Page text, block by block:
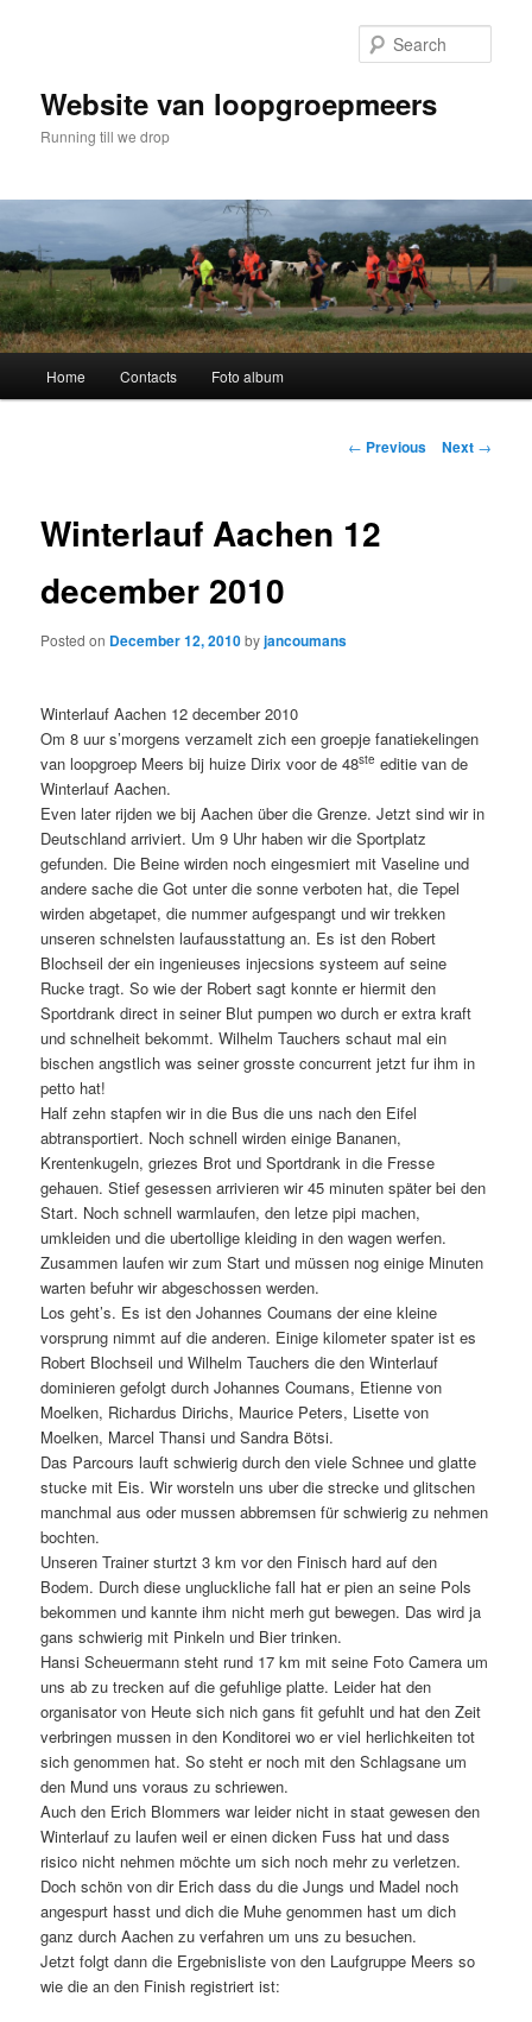
Website van loopgroepmeers
Running till we drop
Home Contacts Foto album
Post
← Previous Next →
Winterlauf Aachen 12
december 2010
Posted on December 12, 2010byjancoumans
Winterlauf Aachen 12 december 2010
Om 8 uur s’morgens verzamelt zich een groepje fanatiekelingen
van loopgroep Meers bij huize Dirix voor de 48ste editie van de
Winterlauf Aachen.
Even later rijden we bij Aachen über die Grenze.Jetzt sind wir in
Deutschland arriviert. Um 9 Uhr haben wir die Sportplatz
gefunden. Die Beine wirden noch eingesmiert mit Vaseline und
andere sache die Got unter die sonne verboten hat, die Tepel
wirden abgetapet, die nummer aufgespangt und wir trekken
unseren schnelsten laufausstattung an. Es ist den Robert
Blochseil der ein ingenieuses injecsions systeem auf seine
Rucke tragt. So wie der Robert sagt konnte er hiermit den
Sportdrank direct in seiner Blut pumpen wo durch er extra kraft
und schnelheit bekommt. Wilhelm Tauchers schaut mal ein
bischen angstlich was seiner grosste concurrent jetzt fur ihm in
petto hat!
Half zehn stapfen wir in die Bus die uns nach den Eifel
abtransportiert. Noch schnell wirden einige Bananen,
Krentenkugeln, griezes Brot und Sportdrankin die Fresse
gehauen. Stief gesessen arrivieren wir 45 minuten später bei den
Start. Noch schnell warmlaufen, den letze pipi machen,
umkleiden und die ubertollige kleiding in den wagen werfen.
Zusammen laufen wir zum Start und müssen nog einige Minuten
warten befuhr wir abgeschossen werden.
Los geht’s. Es ist den Johannes Coumans der eine kleine
vorsprung nimmt auf die anderen. Einige kilometer spater ist es
Robert Blochseil und Wilhelm Tauchers die den Winterlauf
dominieren gefolgt durch Johannes Coumans, Etienne von
Moelken, Richardus Dirichs, Maurice Peters, Lisette von
Moelken, Marcel Thansi und Sandra Bötsi.
Das Parcours lauft schwierig durch den viele Schnee und glatte
stucke mit Eis. Wir worsteln uns uber die strecke und glitschen
manchmal aus oder mussen abbremsen für schwierig zu nehmen
bochten.
Unseren Trainer sturtzt 3 km vor den Finisch hard auf den
Bodem. Durch diese ungluckliche fall hat er pien an seine Pols
bekommen und kannte ihm nicht merh gut bewegen. Das wird ja
gans schwierig mit Pinkeln und Bier trinken.
Hansi Scheuermann steht rund 17 km mit seine Foto Camera um
uns ab zu trecken auf die gefuhlige platte. Leider hat den
organisator von Heute sich nich gans fit gefuhlt und hat den Zeit
verbringen mussen in den Konditorei wo er viel herlichkeiten tot
sich genommen hat. So steht er noch mit den Schlagsane um
den Mund uns voraus zu schriewen.
Auch den Erich Blommers war leider nicht in staat gewesen den
Winterlauf zu laufen weil er einen dicken Fuss hat und dass
risico nicht nehmen möchte um sich noch mehr zu verletzen.
Doch schön von dir Erich dass du die Jungs und Madel noch
angespurt hasst und dich die Muhe genommen hast um dich
ganz durch Aachen zu verfahren um uns zu besuchen.
Jetzt folgt dann die Ergebnisliste von den Laufgruppe Meers so
wie die an den Finish registriert ist: